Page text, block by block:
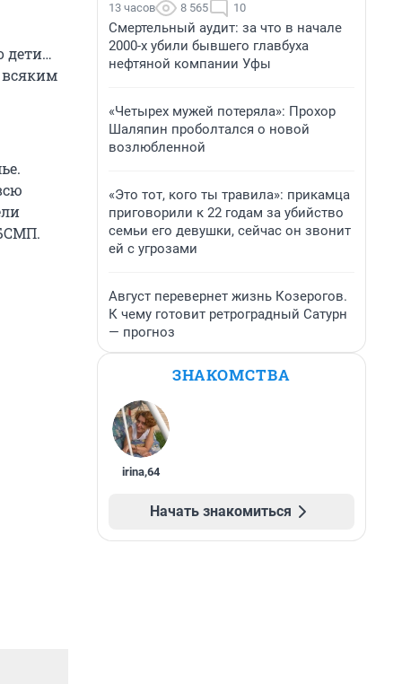
дети…
всяким
13 часов 8 565 10
Смертельный аудит: за что в начале
2000-х убили бывшего главбуха
нефтяной компании Уфы
«Четырех мужей потеряла»: Прохор
Шаляпин проболтался о новой
возлюбленной
«Это тот, кого ты травила»: прикамца
приговорили к 22 годам за убийство
семьи его девушки, сейчас он звонит
ей с угрозами
Август перевернет жизнь Козерогов.
К чему готовит ретроградный Сатурн
— прогноз
ЗНАКОМСТВА
irina,64
Начать знакомиться